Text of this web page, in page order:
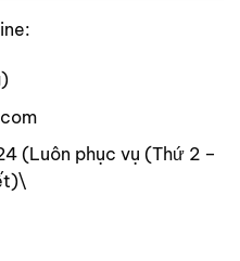
(Luôn phục vụ (Thứ 2 –